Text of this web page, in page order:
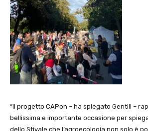
“Il progetto CAPon – ha spiegato Gentili –
bellissima e importante occasione per
dello Stivale che l’agroecologia non solo è